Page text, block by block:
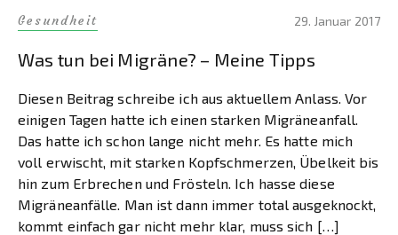
Gesundheit 29. Januar 2017
Was tun bei Migräne? – Meine Tipps
Diesen Beitrag schreibe ich aus aktuellem Anlass. Vor
einigen Tagen hatte ich einen starken Migräneanfall.
Das hatte ich schon lange nicht mehr. Es hatte mich
voll erwischt, mit starken Kopfschmerzen, Übelkeit bis
hin zum Erbrechen und Frösteln. Ich hasse diese
Migräneanfälle. Man ist dann immer total ausgeknockt,
kommt einfach gar nicht mehr klar, muss sich […]